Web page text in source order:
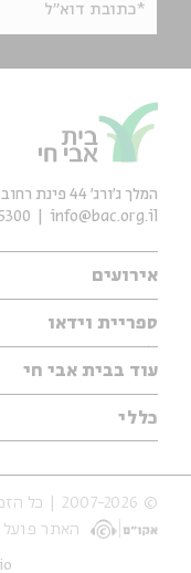
*כתובת דוא"ל
אירועים
עיון
אנגלית
נוער
סדרות
אירועי עבר
אירועים בירושלים
ספריית וידאו
ילדים
מוזיקה
עיון
מיוחדים
עוד בבית אבי חי
תערוכות
מיוחדים
כללי
אודות
הצהרת נגישות
תנאי שימוש והצהרת פרטיות
המלך ג'ורג' 44 פינת רחוב קק״ל, ירושלים
info@bac.org.il
© 2007-2026 | כל הזכויות שמורות לבית אבי חי
האתר פועל